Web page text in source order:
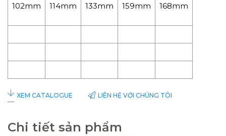
102mm 114mm 133mm 159mm 168mm
XEM CATALOGUE LIÊN HỆ VỚI CHÚNG TÔI
Chi tiết sản phẩm